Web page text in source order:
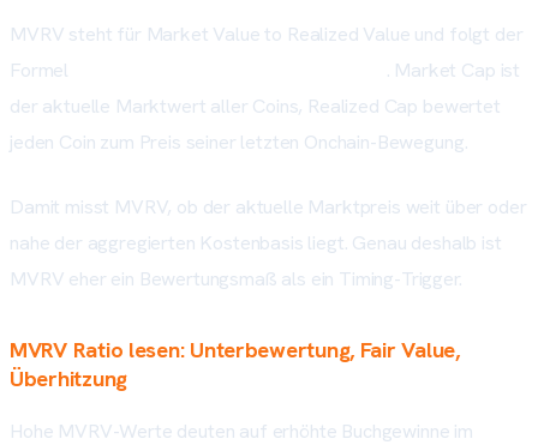
MVRV steht für Market Value to Realized Value und folgt der
Formel
. Market Cap ist
der aktuelle Marktwert aller Coins, Realized Cap bewertet
jeden Coin zum Preis seiner letzten Onchain-Bewegung.
Damit misst MVRV, ob der aktuelle Marktpreis weit über oder
nahe der aggregierten Kostenbasis liegt. Genau deshalb ist
MVRV eher ein Bewertungsmaß als ein Timing-Trigger.
MVRV Ratio lesen: Unterbewertung, Fair Value,
Überhitzung
Hohe MVRV-Werte deuten auf erhöhte Buchgewinne im